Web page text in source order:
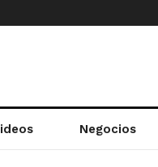
Negocios